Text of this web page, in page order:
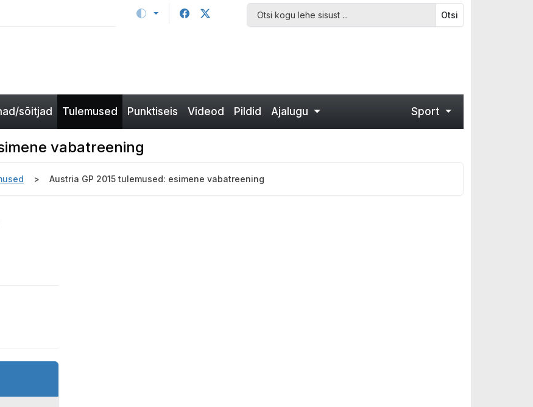
Otsi
sõitjad Tulemused Punktiseis Videod Pildid Ajalugu Sport
vabatreening
Austria GP 2015 tulemused: esimene vabatreening